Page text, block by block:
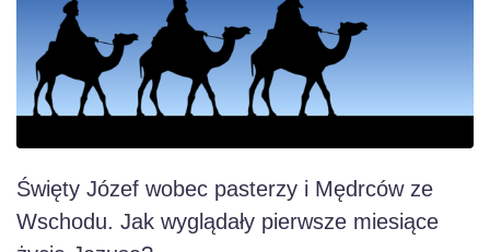
Święty Józef wobec pasterzy i Mędrców ze
Wschodu. Jak wyglądały pierwsze miesiące